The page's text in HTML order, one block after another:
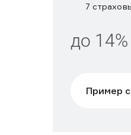
7
до 14%
Пример